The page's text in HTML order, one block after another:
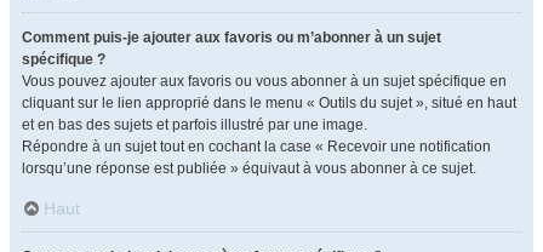
Comment puis-je ajouter aux favoris ou m’abonner à un sujet
spécifique ?
Vous pouvez ajouter aux favoris ou vous abonner à un sujet spécifique en
cliquant sur le lien approprié dans le menu « Outils du sujet », situé en haut
et en bas des sujets et parfois illustré par une image.
Répondre à un sujet tout en cochant la case « Recevoir une notification
lorsqu’une réponse est publiée » équivaut à vous abonner à ce sujet.
Haut